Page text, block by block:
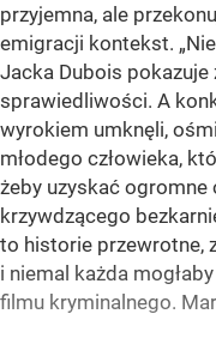
przyjemna, ale
emigracji kontekst.
Jacka Dubois
sprawiedliwości. A
wyrokiem umknęli,
młodego człowieka,
żeby uzyskać
krzywdzącego
to historie przewrotne,
i niemal każda
filmu kryminalnego.